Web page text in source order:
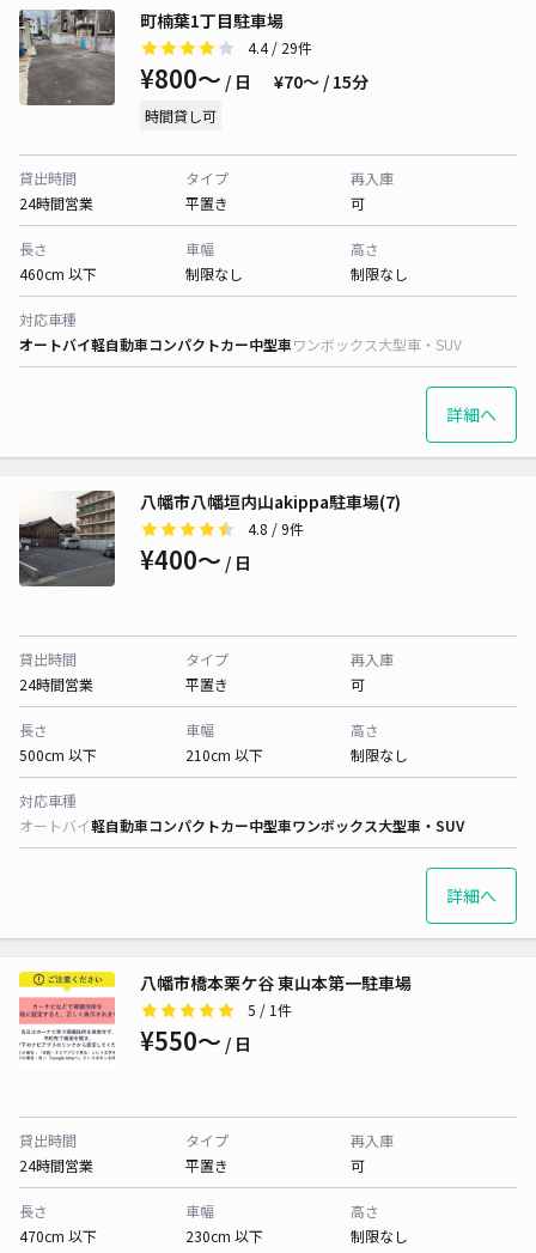
町楠葉1丁目駐車場
4.4/ 29件
¥800〜 / 日 ¥70〜 / 15分
時間貸し可
貸出時間
24時間営業
タイプ
平置き
再入庫
可
長さ
460cm 以下
車幅
制限なし
高さ
制限なし
対応車種
オートバイ軽自動車コンパクトカー中型車ワンボックス大型車・SUV
詳細へ
八幡市八幡垣内山akippa駐車場(7)
4.8 / 9件
¥400〜 / 日
貸出時間
24時間営業
タイプ
平置き
再入庫
可
長さ
500cm 以下
車幅
210cm 以下
高さ
制限なし
対応車種
オートバイ軽自動車コンパクトカー中型車ワンボックス大型車・SUV
詳細へ
八幡市橋本栗ケ谷 東山本第一駐車場
5 / 1件
¥550〜 / 日
貸出時間
24時間営業
タイプ
平置き
再入庫
可
長さ
470cm 以下
車幅
230cm 以下
高さ
制限なし